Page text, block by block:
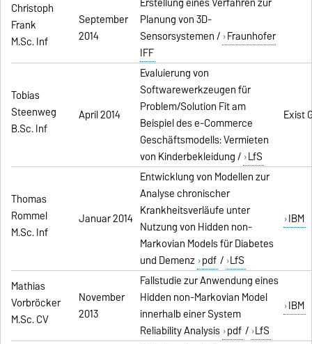
Christoph
Frank
M.Sc. Inf
September
2014
Planung von 3D-
Sensorsystemen / Fraunhofer
IFF
Tobias
Steenweg
B.Sc. Inf
April 2014
Evaluierung von
Softwarewerkzeugen für
Problem/Solution Fit am
Beispiel des e-Commerce
Geschäftsmodells: Vermieten
von Kinderbekleidung / LfS
Exist
Thomas
Rommel
M.Sc. Inf
Januar 2014
Entwicklung von Modellen zur
Analyse chronischer
Krankheitsverläufe unter
Nutzung von Hidden non-
Markovian Models für Diabetes
und Demenz pdf / LfS
IBM
Mathias
Vorbröcker
M.Sc. CV
November
2013
Fallstudie zur Anwendung eines
Hidden non-Markovian Model
innerhalb einer System
Reliability Analysis pdf / LfS
IBM